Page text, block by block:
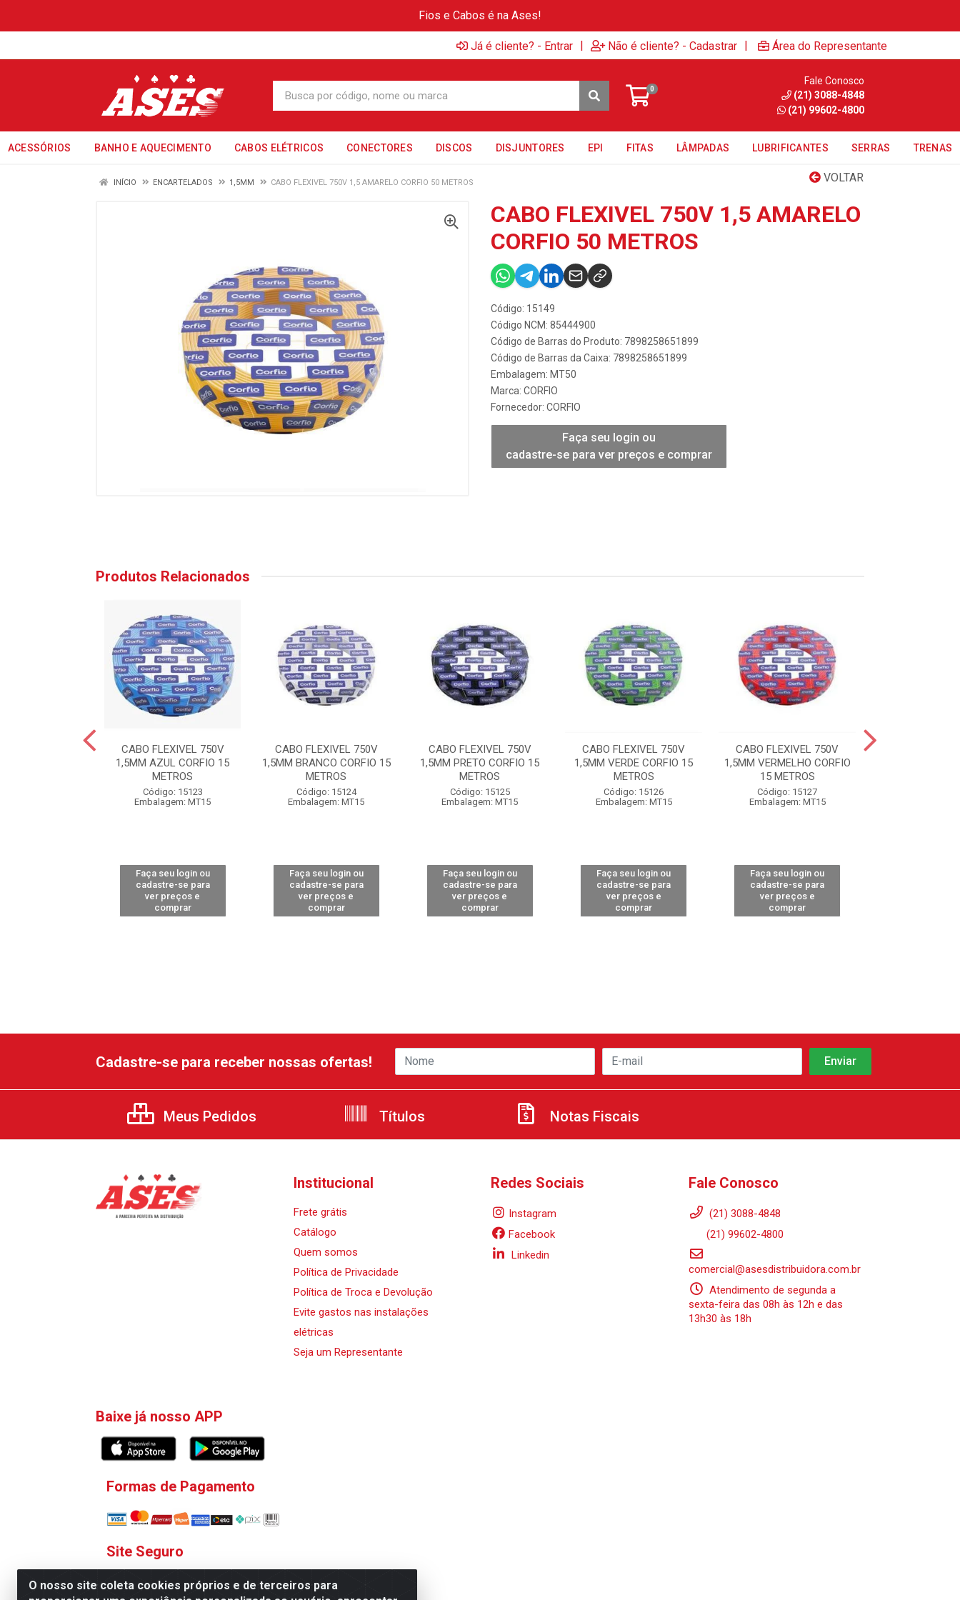
Fios e Cabos é na Ases!
Já é cliente? - Entrar | Não é cliente? - Cadastrar | Área do Representante
0
Fale Conosco
(21) 3088-4848
(21) 99602-4800
ACESSÓRIOS BANHO E AQUECIMENTO CABOS ELÉTRICOS CONECTORES DISCOS DISJUNTORES EPI FITAS LÂMPADAS LUBRIFICANTES SERRAS TRENAS
VOLTAR
INÍCIO ENCARTELADOS 1,5MM CABO FLEXIVEL 750V 1,5 AMARELO CORFIO 50 METROS
CABO FLEXIVEL 750V 1,5 AMARELO
CORFIO 50 METROS
Código: 15149
Código NCM: 85444900
Código de Barras do Produto: 7898258651899
Código de Barras da Caixa: 7898258651899
Embalagem: MT50
Marca: CORFIO
Fornecedor: CORFIO
Faça seu login ou
cadastre-se para ver preços e comprar
Produtos Relacionados
CABO FLEXIVEL 750V
1,5MM AZUL CORFIO 15
METROS
Código: 15123
Embalagem: MT15
Faça seu login ou
cadastre-se para
ver preços e
comprar
CABO FLEXIVEL 750V
1,5MM BRANCO CORFIO 15
METROS
Código: 15124
Embalagem: MT15
Faça seu login ou
cadastre-se para
ver preços e
comprar
CABO FLEXIVEL 750V
1,5MM PRETO CORFIO 15
METROS
Código: 15125
Embalagem: MT15
Faça seu login ou
cadastre-se para
ver preços e
comprar
CABO FLEXIVEL 750V
1,5MM VERDE CORFIO 15
METROS
Código: 15126
Embalagem: MT15
Faça seu login ou
cadastre-se para
ver preços e
comprar
CABO FLEXIVEL 750V
1,5MM VERMELHO CORFIO
15 METROS
Código: 15127
Embalagem: MT15
Faça seu login ou
cadastre-se para
ver preços e
comprar
O nosso site coleta cookies próprios e de terceiros para
Cadastre-se para receber nossas ofertas!
Meus Pedidos Títulos Notas Fiscais
Institucional
Frete grátis
Catálogo
Quem somos
Política de Privacidade
Política de Troca e Devolução
Evite gastos nas instalações
elétricas
Seja um Representante
Redes Sociais
Instagram
Facebook
Linkedin
Fale Conosco
(21) 3088-4848
(21) 99602-4800
comercial@asesdistribuidora.com.br
Atendimento de segunda a
sexta-feira das 08h às 12h e das
13h30 às 18h
Baixe já nosso APP
Formas de Pagamento
Site Seguro